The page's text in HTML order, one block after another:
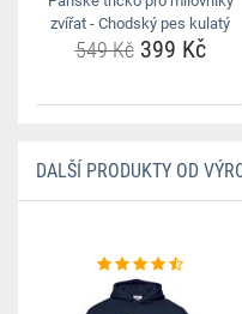
zvířat - Chodský pes kulatý
549 Kč399 Kč
DALŠÍ PRODUKTY OD